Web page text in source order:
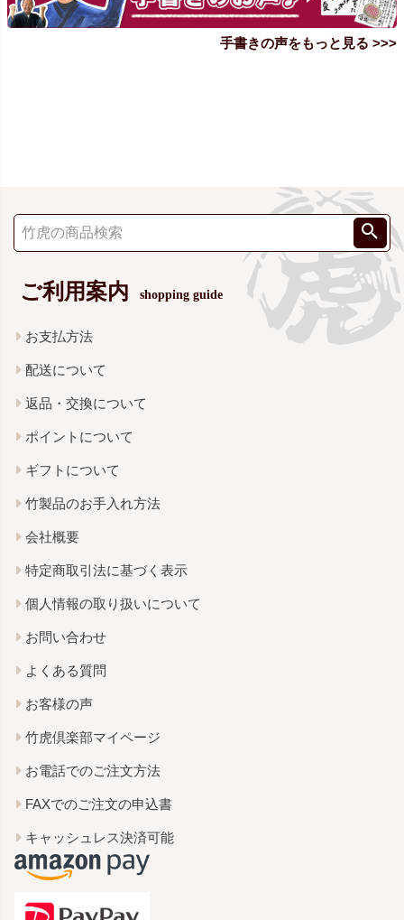
手書きの声をもっと見る >>>
ご利用案内 shopping guide
お支払方法
配送について
返品・交換について
ポイントについて
ギフトについて
竹製品のお手入れ方法
会社概要
特定商取引法に基づく表示
個人情報の取り扱いについて
お問い合わせ
よくある質問
お客様の声
竹虎倶楽部マイページ
お電話でのご注文方法
FAXでのご注文の申込書
キャッシュレス決済可能